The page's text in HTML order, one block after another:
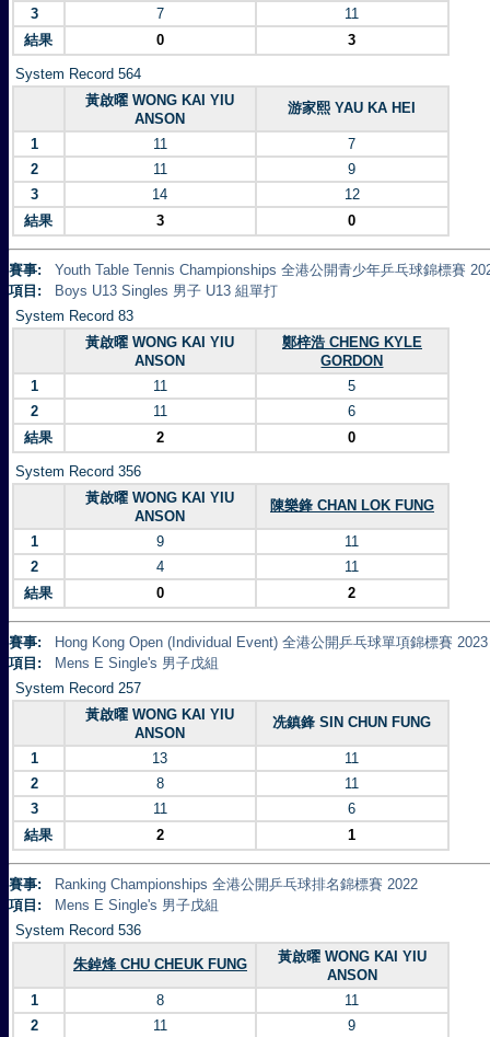
3
7
11
結果
0 3
System Record 564
黃啟曜 WONG KAI YIU
ANSON
游家熙 YAU KA HEI
1 11
7
2
11
9
3
14
12
結果
3 0
賽事:
Youth Table Tennis Championships 全港公開青少年乒乓球錦標賽
項目:
Boys U13 Singles 男子 U13 組單打
System Record 83
黃啟曜 WONG KAI YIU
ANSON
鄭梓浩 CHENG KYLE
GORDON
1
11
5
2
11
6
結果
2 0
System Record 356
黃啟曜 WONG KAI YIU
ANSON
陳樂鋒 CHAN LOK FUNG
1 9
11
2
4
11
結果
0 2
賽事:
Hong Kong Open (Individual Event) 全港公開乒乓球單項錦標賽 2023
項目:
Mens E Single's 男子戊組
System Record 257
黃啟曜 WONG KAI YIU
ANSON
冼鎮鋒 SIN CHUN FUNG
1 13
11
2
8
11
3
11
6
結果
2 1
賽事:
Ranking Championships 全港公開乒乓球排名錦標賽 2022
項目:
Mens E Single's 男子戊組
System Record 536
朱鋽烽 CHU CHEUK FUNG
黃啟曜 WONG KAI YIU
ANSON
1
8
11
2
11 9